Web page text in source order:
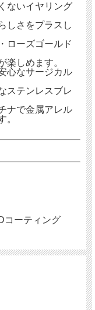
ないイヤリング
しさをプラスし
ローズゴールド
楽しめます。
心なサージカル
ステンレスブレ
ナで金属アレル
。
コーティング